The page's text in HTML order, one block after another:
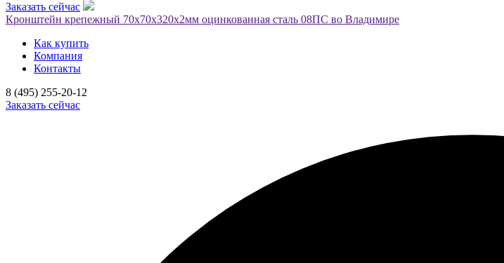
Заказать сейчас
Кронштейн крепежный 70х70х320х2мм оцинкованная сталь 08ПС во Владимире
Как купить
Компания
Контакты
8 (495) 255-20-12
Заказать сейчас